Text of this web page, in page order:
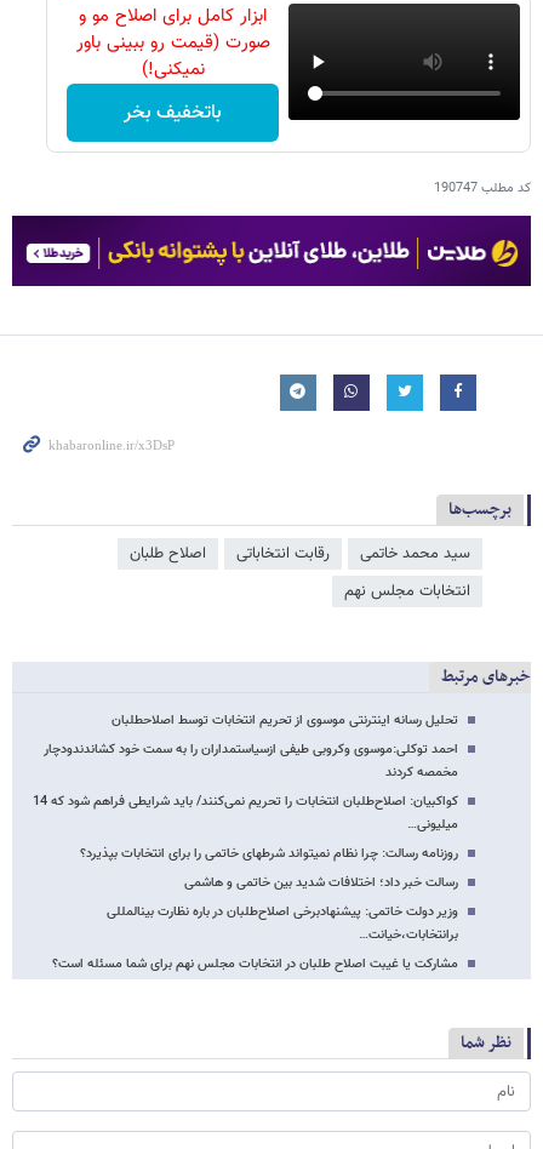
ابزار کامل برای اصلاح مو و
صورت (قیمت رو ببینی باور
نمیکنی!)
باتخفیف بخر
کد مطلب190747
برچسب‌ها
سید محمد خاتمی رقابت انتخاباتی
اصلاح طلبان
انتخابات مجلس نهم
خبرهای مرتبط
تحلیل رسانه اینترنتی موسوی از تحریم انتخابات توسط اصلاح​طلبان
احمد توکلی:موسوی وکروبی طیفی ازسیاستمداران را به سمت خود کشاندندودچار
مخمصه کردند
کواکبیان: اصلاح‌طلبان انتخابات را تحریم نمی‌کنند/ باید شرایطی فراهم شود که 14
میلیونی…
روزنامه رسالت: چرا نظام نمی​تواند شرط​​های خاتمی را برای انتخابات بپذیرد؟
رسالت خبر داد؛ اختلافات شدید بین خاتمی و هاشمی
وزیر دولت خاتمی: پیشنهادبرخی اصلاح‌طلبان در باره نظارت بین​المللی
برانتخابات،خیانت…
مشارکت یا غیبت اصلاح طلبان در انتخابات مجلس نهم برای شما مسئله است؟
نظر شما